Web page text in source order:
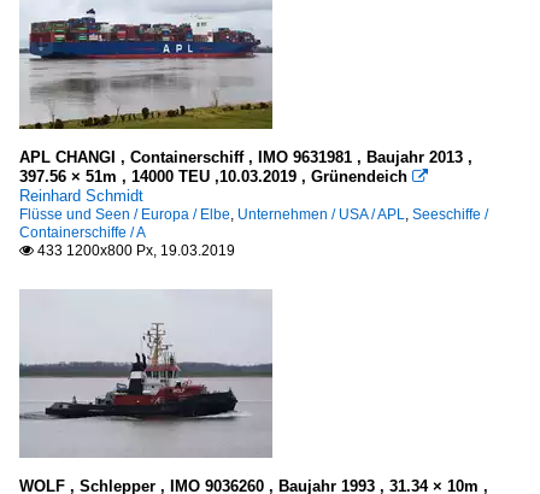
APL CHANGI , Containerschiff , IMO 9631981 , Baujahr 2013 ,
397.56 × 51m , 14000 TEU ,10.03.2019 , Grünendeich 
Reinhard Schmidt
Flüsse und Seen / Europa / Elbe, Unternehmen / USA / APL, Seeschiffe /
Containerschiffe / A
 433 1200x800 Px, 19.03.2019
WOLF , Schlepper , IMO 9036260 , Baujahr 1993 , 31.34 × 10m ,